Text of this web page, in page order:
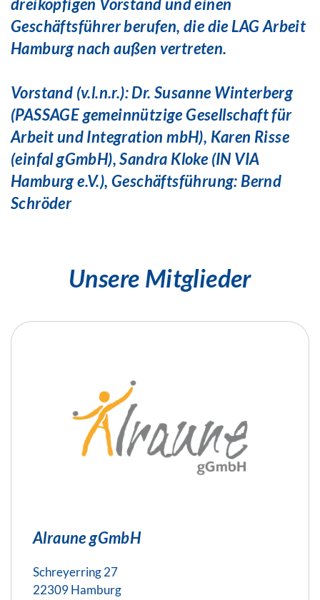
dreiköpfigen Vorstand und einen
Geschäftsführer berufen, die die LAG Arbeit
Hamburg nach außen vertreten.
Vorstand (v.l.n.r.): Dr. Susanne Winterberg
(PASSAGE gemeinnützige Gesellschaft für
Arbeit und Integration mbH), Karen Risse
(einfal gGmbH), Sandra Kloke (IN VIA
Hamburg e.V.), Geschäftsführung: Bernd
Schröder
Unsere Mitglieder
Alraune gGmbH
Schreyerring 27
22309 Hamburg